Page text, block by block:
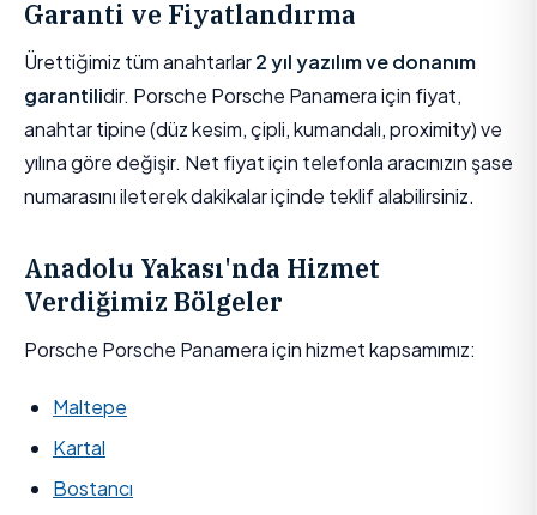
Garanti ve Fiyatlandırma
Ürettiğimiz tüm anahtarlar2 yıl yazılım ve donanım
garantilidir. Porsche Porsche Panamera için fiyat,
anahtar tipine (düz kesim, çipli, kumandalı, proximity) ve
yılına göre değişir. Net fiyat için telefonla aracınızın şase
numarasını ileterek dakikalar içinde teklif alabilirsiniz.
Anadolu Yakası'nda Hizmet
Verdiğimiz Bölgeler
Porsche Porsche Panamera için hizmet kapsamımız:
Maltepe
Kartal
Bostancı